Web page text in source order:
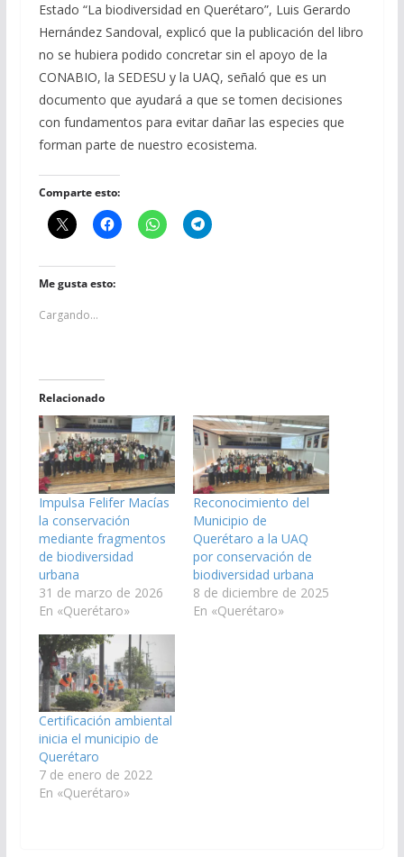
Estado “La biodiversidad en Querétaro”, Luis Gerardo
Hernández Sandoval, explicó que la publicación del libro
no se hubiera podido concretar sin el apoyo de la
CONABIO, la SEDESU y la UAQ, señaló que es un
documento que ayudará a que se tomen decisiones
con fundamentos para evitar dañar las especies que
forman parte de nuestro ecosistema.
Comparte esto:
Me gusta esto:
Cargando...
Relacionado
Impulsa Felifer Macías
la conservación
mediante fragmentos
de biodiversidad
urbana
31 de marzo de 2026
En «Querétaro»
Reconocimiento del
Municipio de
Querétaro a la UAQ
por conservación de
biodiversidad urbana
8 de diciembre de 2025
En «Querétaro»
Certificación ambiental
inicia el municipio de
Querétaro
7 de enero de 2022
En «Querétaro»